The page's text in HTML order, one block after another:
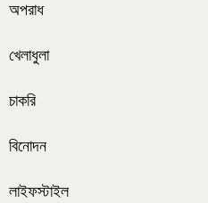
অপরাধ
খেলাধুলা
চাকরি
বিনোদন
লাইফস্টাইল